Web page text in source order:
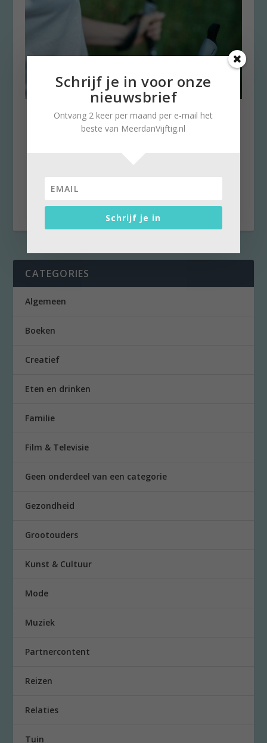
Osteoporose: hoe ik mijn
botten versterkte
CATEGORIES
Algemeen
Boeken
Creatief
Eten en drinken
Familie
Film & Televisie
Geen onderdeel van een categorie
Gezondheid
Grootouders
Kunst & Cultuur
Mode
Muziek
Partnercontent
Reizen
Relaties
Tuin
Schrijf je in voor onze
nieuwsbrief
Ontvang 2 keer per maand per e-mail het
beste van MeerdanVijftig.nl
Schrijf je in